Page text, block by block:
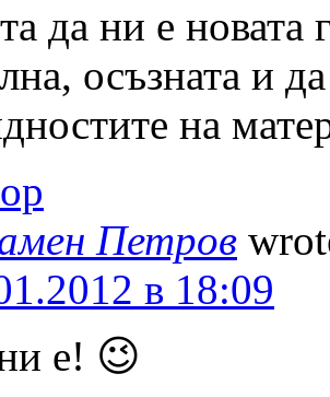
да ни е новата
осъзната и
на
Петров
в 18:09
е! 😉